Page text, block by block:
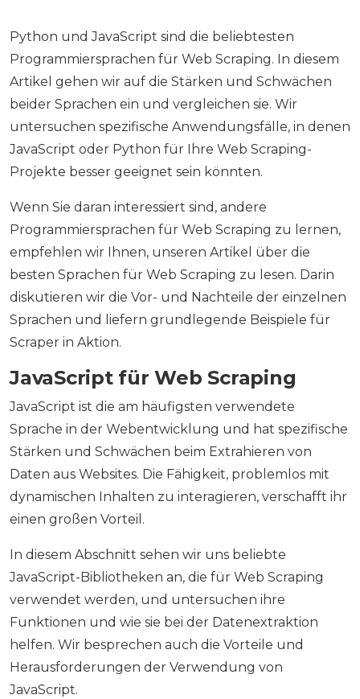
Python und JavaScript sind die beliebtesten
Programmiersprachen für Web Scraping. In diesem
Artikel gehen wir auf die Stärken und Schwächen
beider Sprachen ein und vergleichen sie. Wir
untersuchen spezifische Anwendungsfälle, in denen
JavaScript oder Python für Ihre Web Scraping-
Projekte besser geeignet sein könnten.
Wenn Sie daran interessiert sind, andere
Programmiersprachen für Web Scraping zu lernen,
empfehlen wir Ihnen, unseren Artikel über die
besten Sprachen für Web Scraping zu lesen. Darin
diskutieren wir die Vor- und Nachteile der einzelnen
Sprachen und liefern grundlegende Beispiele für
Scraper in Aktion.
JavaScript für Web Scraping
JavaScript ist die am häufigsten verwendete
Sprache in der Webentwicklung und hat spezifische
Stärken und Schwächen beim Extrahieren von
Daten aus Websites. Die Fähigkeit, problemlos mit
dynamischen Inhalten zu interagieren, verschafft ihr
einen großen Vorteil.
In diesem Abschnitt sehen wir uns beliebte
JavaScript-Bibliotheken an, die für Web Scraping
verwendet werden, und untersuchen ihre
Funktionen und wie sie bei der Datenextraktion
helfen. Wir besprechen auch die Vorteile und
Herausforderungen der Verwendung von
JavaScript.